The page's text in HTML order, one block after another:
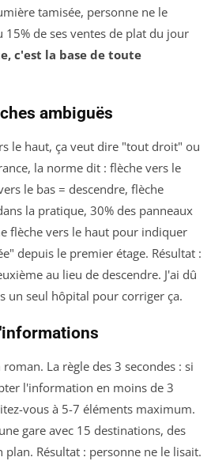
tamisée, personne ne le
de ses ventes de plat du jour
c'est la base de toute
ambiguës
le haut, ça veut dire "tout droit" ou
la norme dit : flèche vers le
le bas = descendre, flèche
la pratique, 30% des panneaux
flèche vers le haut pour indiquer
depuis le premier étage. Résultat :
au lieu de descendre. J'ai dû
un seul hôpital pour corriger ça.
La règle des 3 secondes : si
l'information en moins de 3
vous à 5-7 éléments maximum.
gare avec 15 destinations, des
plan. Résultat : personne ne le lisait.